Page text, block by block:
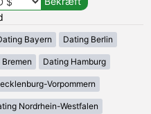
Bayern Dating Berlin
Dating Hamburg
Vorpommern
Nordrhein-Westfalen